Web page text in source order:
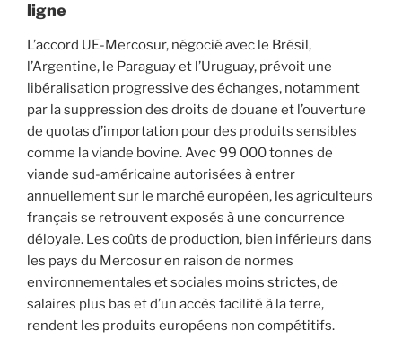
ligne
L’accord UE-Mercosur, négocié avec le Brésil,
l’Argentine, le Paraguay et l’Uruguay, prévoit une
libéralisation progressive des échanges, notamment
par la suppression des droits de douane et l’ouverture
de quotas d’importation pour des produits sensibles
comme la viande bovine. Avec 99 000 tonnes de
viande sud-américaine autorisées à entrer
annuellement sur le marché européen, les agriculteurs
français se retrouvent exposés à une concurrence
déloyale. Les coûts de production, bien inférieurs dans
les pays du Mercosur en raison de normes
environnementales et sociales moins strictes, de
salaires plus bas et d’un accès facilité à la terre,
rendent les produits européens non compétitifs.